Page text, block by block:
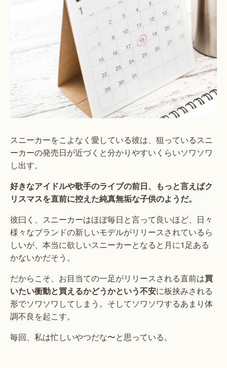
スニーカーをこよなく愛している彼は、狙っているスニ
ーカーの発売日が近づくと分かりやすいくらいソワソワ
し出す。
好きなアイドルや歌手のライブの前日、もっと言えばク
リスマスを直前に控えた純真無垢な子供のようだ。
彼曰く、スニーカーはほぼ毎日と言って良いほど、日々
様々なブランドの新しいモデルがリリースされているら
しいが、本当に欲しいスニーカーとなると月に1足ある
かないかだそう。
だからこそ、お目当ての一足がリリースされる直前は買
いたい衝動と買えるかどうかという不安に板挟みされる
形でソワソワしてしまう。そしてソワソワするあまり体
調不良を起こす。
毎回、私は忙しいやつだな〜と思っている。